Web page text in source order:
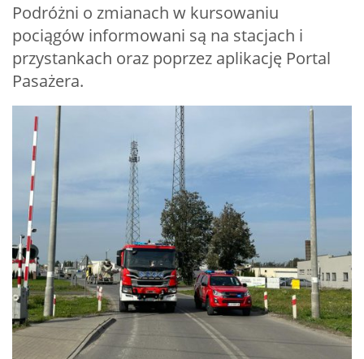
Podróżni o zmianach w kursowaniu
pociągów informowani są na stacjach i
przystankach oraz poprzez aplikację Portal
Pasażera.